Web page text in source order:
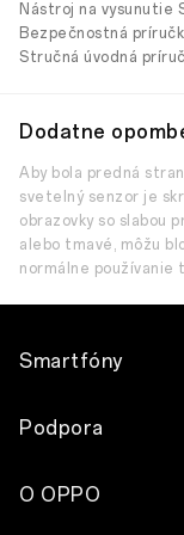
Nástroj na vysunutie
Bezpečnostná
Stručná úvodná
Dodatne
Aby bola predná
svetelný senzor je
obrazovky so slabou
alebo tmavé, môžu
normálne používanie
Smartfóny
OPPO Find X9 Ultra
Podpora
Kontaktujte nás
O OPPO